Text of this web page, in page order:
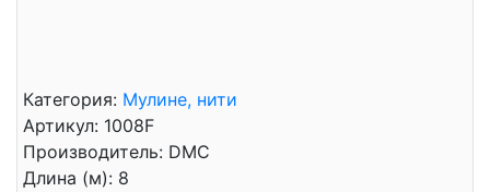
Категория: Мулине, нити
Артикул: 1008F
Производитель: DMC
Длина (м): 8